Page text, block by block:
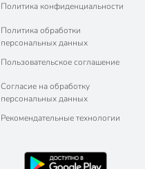
Политика конфиденциальности
Политика обработки
персональных данных
Пользовательское соглашение
Согласие на обработку
персональных данных
Рекомендательные технологии